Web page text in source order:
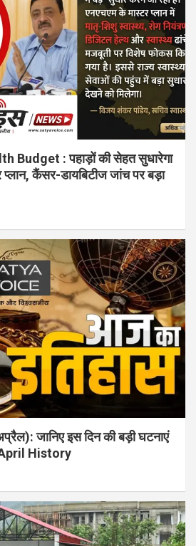
Budget : पहाड़ों की सेहत सुधारेगा
कैंसर-डायबिटीज जांच पर बड़ा
जानिए इस दिन की बड़ी घटनाएं
History